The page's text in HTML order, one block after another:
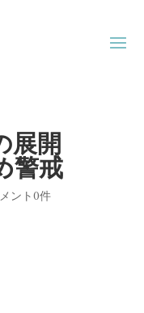
展開
警戒
ント0件